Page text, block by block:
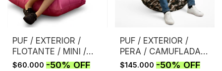
PUF / EXTERIOR /
FLOTANTE / MINI /
ROSA
$60.000 -50%OFF
PUF / EXTERIOR /
PERA / CAMUFLADA /
MARRON
$145.000 -50%OFF